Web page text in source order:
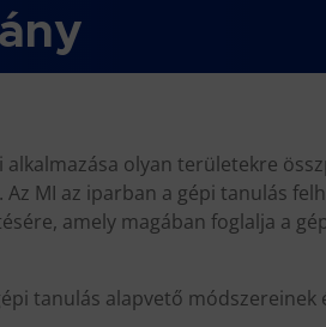
alkalmazása olyan területekre
MI az iparban a gépi tanulás
amely magában foglalja a
tanulás alapvető